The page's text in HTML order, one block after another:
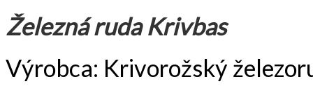
Železná ruda Krivbas
Výrobca: Krivorožský